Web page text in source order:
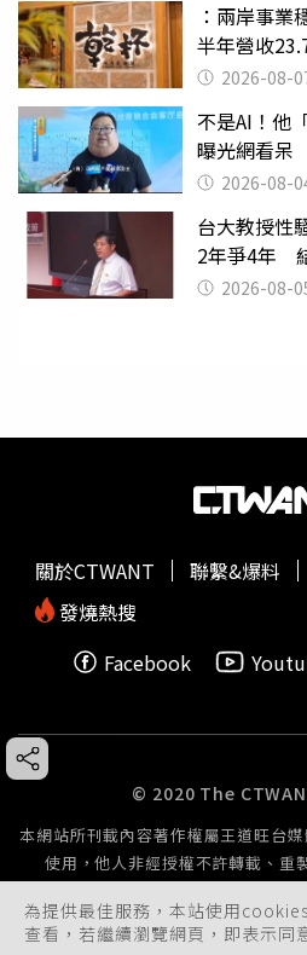
：兩岸事
半年營收
2026-08-
不是AI！他
曝光網看呆
2026-08-
台大教授性
2年爭4年
2026-08-
為提供最佳服務，本站使用
查看，若繼續瀏覽網頁，即表示同
關於CTWANT 聯繫&爆料
發燒熱搜
Facebook
© 2020 The
本網站所刊載內容著作權屬王道旺台
使用，他人非經授權不許轉載、重